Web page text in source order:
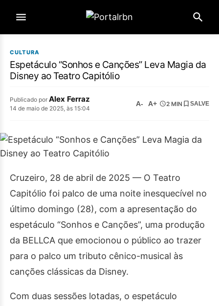
CULTURA
Espetáculo “Sonhos e Canções” Leva Magia da
Disney ao Teatro Capitólio
Publicado por Alex Ferraz
14 de maio de 2025, às 15:04
A- A+ 2 MIN SALVE
Cruzeiro, 28 de abril de 2025 — O Teatro
Capitólio foi palco de uma noite inesquecível no
último domingo (28), com a apresentação do
espetáculo “Sonhos e Canções”, uma produção
da BELLCA que emocionou o público ao trazer
para o palco um tributo cênico-musical às
canções clássicas da Disney.
Com duas sessões lotadas, o espetáculo